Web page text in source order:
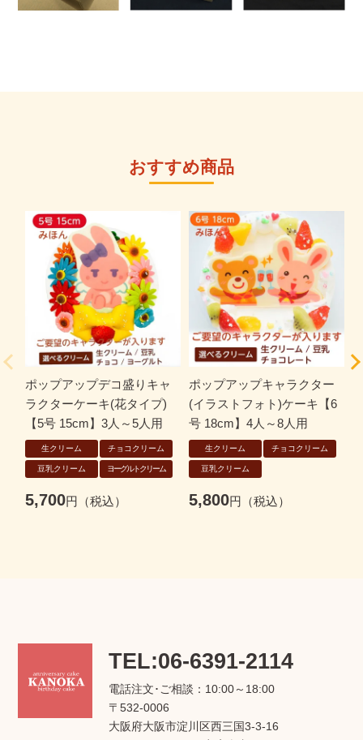
おすすめ商品
ポップアップデコ盛りキャ
ラクターケーキ(花タイプ)
【5号 15cm】3人～5人用
生クリーム チョコクリーム
豆乳クリーム ヨーグルトクリーム
5,700
ポップアップキャラクター
(イラストフォト)ケーキ【6
号 18cm】4人～8人用
生クリーム チョコクリーム
豆乳クリーム
5,800
TEL:06-6391-2114
電話注文･ご相談：10:00～18:00
〒532-0006
大阪府大阪市淀川区西三国3-3-16